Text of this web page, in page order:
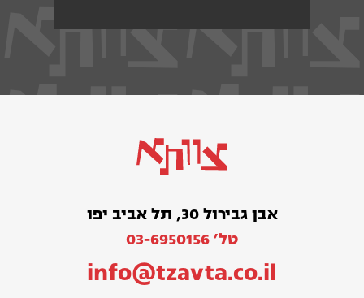
אבן גבירול 30, תל אביב יפו
טל׳ 03-6950156
info@tzavta.co.il